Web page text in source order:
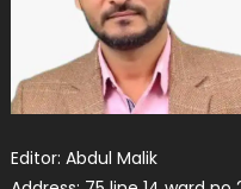
Editor: Abdul Malik